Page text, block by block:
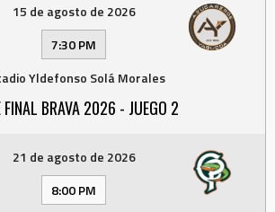
15 de agosto de 2026
7:30 PM
Yldefonso Solá Morales
FINAL BRAVA 2026 - JUEGO 2
21 de agosto de 2026
8:00 PM